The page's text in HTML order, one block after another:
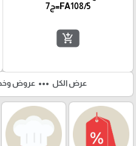
FA108/5=ج7
add_shopping_cart
عرض الكل more_horiz عروض